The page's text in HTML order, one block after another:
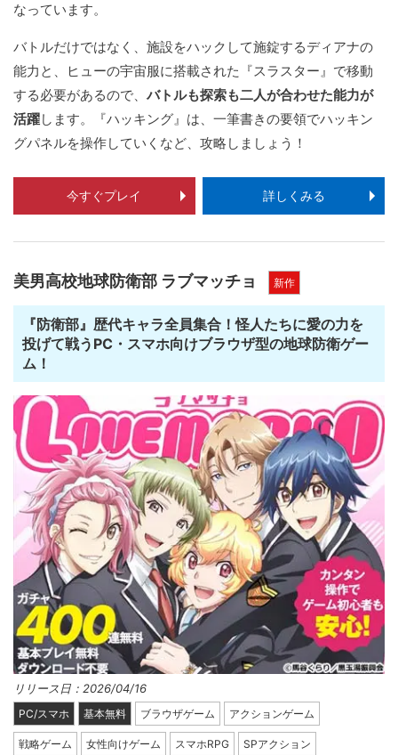
なっています。
バトルだけではなく、施設をハックして施錠するディアナの
能力と、ヒューの宇宙服に搭載された『スラスター』で移動
する必要があるので、 バトルも探索も二人が合わせた能力が
活躍します。『ハッキング』は、一筆書きの要領でハッキン
グパネルを操作していくなど、攻略しましょう！
今すぐプレイ 詳しくみる
美男高校地球防衛部 ラブマッチョ 新作
『防衛部』歴代キャラ全員集合！怪人たちに愛の力を
投げて戦うPC・スマホ向けブラウザ型の地球防衛ゲー
ム！
リリース日：2026/04/16
PC/スマホ 基本無料 ブラウザゲーム アクションゲーム
戦略ゲーム 女性向けゲーム スマホRPG SPアクション